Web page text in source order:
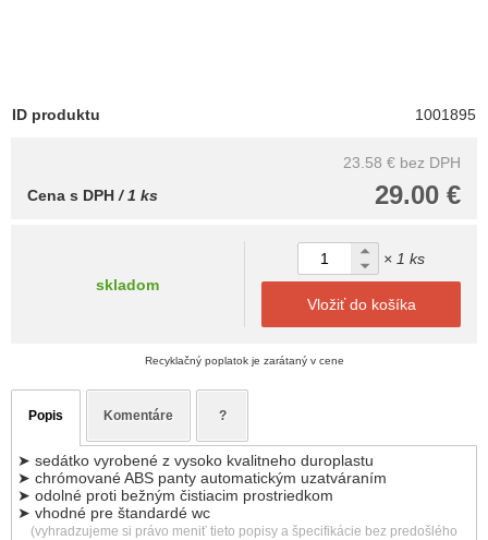
ID produktu 1001895
23.58 € bez DPH
29.00 €
Cena s DPH/ 1 ks
skladom
× 1 ks
Vložiť do košíka
Recyklačný poplatok je zarátaný v cene
Popis Komentáre ?
➤ sedátko vyrobené z vysoko kvalitneho duroplastu
➤ chrómované ABS panty automatickým uzatváraním
➤ odolné proti bežným čistiacim prostriedkom
➤ vhodné pre štandardé wc
(vyhradzujeme si právo meniť tieto popisy a špecifikácie bez predošlého